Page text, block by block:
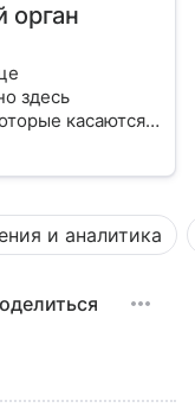
орган
здесь
касаются
и
и аналитика